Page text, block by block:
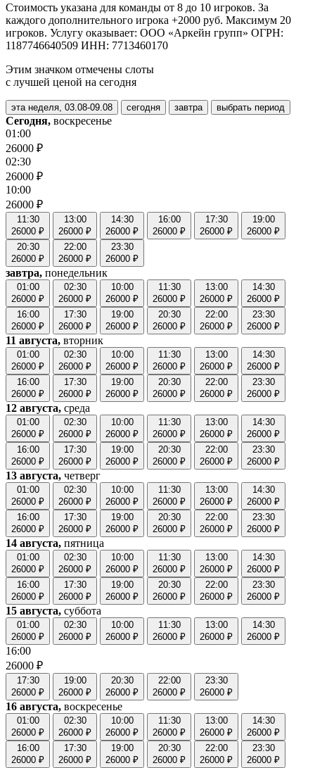
Стоимость указана для команды от 8 до 10 игроков. За
каждого дополнительного игрока +2000 руб. Максимум 20
игроков. Услугу оказывает: ООО «Аркейн групп» ОГРН:
1187746640509 ИНН: 7713460170
Этим значком отмечены слоты
с лучшей ценой на сегодня
эта неделя, 03.08-09.08 сегодня завтра выбрать период
Сегодня, воскресенье
01:00
26000 ₽
02:30
26000 ₽
10:00
26000 ₽
11:30
26000 ₽
13:00
26000 ₽
14:30
26000 ₽
16:00
26000 ₽
17:30
26000 ₽
19:00
26000 ₽
20:30
26000 ₽
22:00
26000 ₽
23:30
26000 ₽
завтра, понедельник
01:00
26000 ₽
02:30
26000 ₽
10:00
26000 ₽
11:30
26000 ₽
13:00
26000 ₽
14:30
26000 ₽
16:00
26000 ₽
17:30
26000 ₽
19:00
26000 ₽
20:30
26000 ₽
22:00
26000 ₽
23:30
26000 ₽
11 августа, вторник
01:00
26000 ₽
02:30
26000 ₽
10:00
26000 ₽
11:30
26000 ₽
13:00
26000 ₽
14:30
26000 ₽
16:00
26000 ₽
17:30
26000 ₽
19:00
26000 ₽
20:30
26000 ₽
22:00
26000 ₽
23:30
26000 ₽
12 августа, среда
01:00
26000 ₽
02:30
26000 ₽
10:00
26000 ₽
11:30
26000 ₽
13:00
26000 ₽
14:30
26000 ₽
16:00
26000 ₽
17:30
26000 ₽
19:00
26000 ₽
20:30
26000 ₽
22:00
26000 ₽
23:30
26000 ₽
13 августа, четверг
01:00
26000 ₽
02:30
26000 ₽
10:00
26000 ₽
11:30
26000 ₽
13:00
26000 ₽
14:30
26000 ₽
16:00
26000 ₽
17:30
26000 ₽
19:00
26000 ₽
20:30
26000 ₽
22:00
26000 ₽
23:30
26000 ₽
14 августа, пятница
01:00
26000 ₽
02:30
26000 ₽
10:00
26000 ₽
11:30
26000 ₽
13:00
26000 ₽
14:30
26000 ₽
16:00
26000 ₽
17:30
26000 ₽
19:00
26000 ₽
20:30
26000 ₽
22:00
26000 ₽
23:30
26000 ₽
15 августа, суббота
01:00
26000 ₽
02:30
26000 ₽
10:00
26000 ₽
11:30
26000 ₽
13:00
26000 ₽
14:30
26000 ₽
16:00
26000 ₽
17:30
26000 ₽
19:00
26000 ₽
20:30
26000 ₽
22:00
26000 ₽
23:30
26000 ₽
16 августа, воскресенье
01:00
26000 ₽
02:30
26000 ₽
10:00
26000 ₽
11:30
26000 ₽
13:00
26000 ₽
14:30
26000 ₽
16:00
26000 ₽
17:30
26000 ₽
19:00
26000 ₽
20:30
26000 ₽
22:00
26000 ₽
23:30
26000 ₽